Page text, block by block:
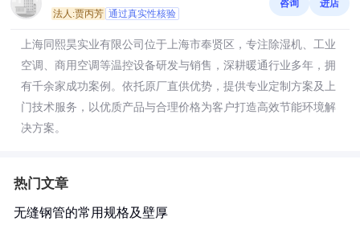
法人:贾丙芳 通过真实性核验
咨询 进店
上海同熙昊实业有限公司位于上海市奉贤区，专注除湿机、工业
空调、商用空调等温控设备研发与销售，深耕暖通行业多年，拥
有千余家成功案例。依托原厂直供优势，提供专业定制方案及上
门技术服务，以优质产品与合理价格为客户打造高效节能环境解
决方案。
热门文章
无缝钢管的常用规格及壁厚